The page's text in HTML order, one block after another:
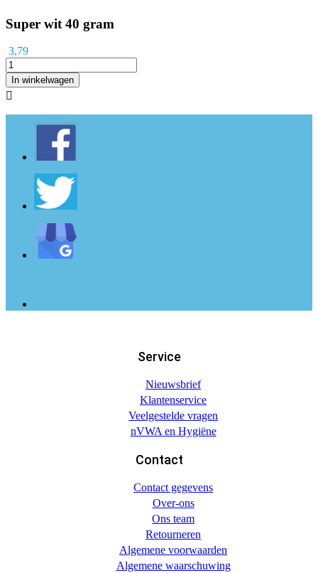
Super wit 40 gram
3,79
In winkelwagen

Service
Nieuwsbrief
Klantenservice
Veelgestelde vragen
nVWA en Hygiëne
Contact
Contact gegevens
Over-ons
Ons team
Retourneren
Algemene voorwaarden
Algemene waarschuwing